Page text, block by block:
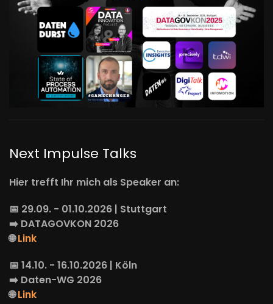
Next Impulse Talks
Hier trefft Ihr mich als Speaker an:
📅 29.09. - 01.10.2026 | Stuttgart
➡️ DATAGOVKON 2026
🌐Link
📅 14.10. - 16.10.2026 | Köln
➡️ Daten-WG 2026
🌐Link